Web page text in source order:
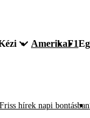
AmerikaF1
Friss hírek napi bontásban